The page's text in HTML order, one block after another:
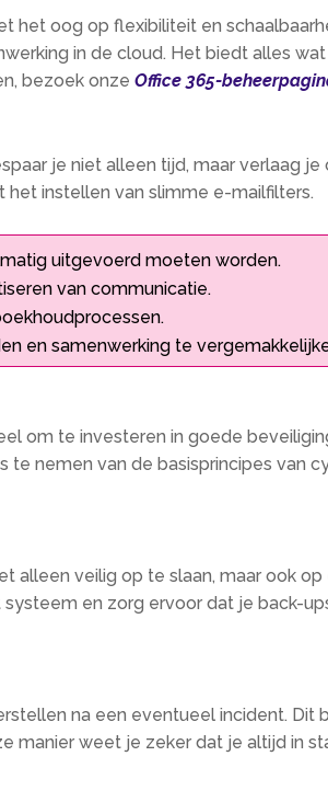
het oog op flexibiliteit en
in de cloud. Het biedt alles
bezoek onze Office 365-
je niet alleen tijd, maar verlaag je
instellen van slimme e-mailfilters.
uitgevoerd moeten worden.
van communicatie.
en samenwerking te
om te investeren in goede
nemen van de basisprincipes van
alleen veilig op te slaan, maar ook op
en zorg ervoor dat je back-
na een eventueel incident. Dit
manier weet je zeker dat je altijd in